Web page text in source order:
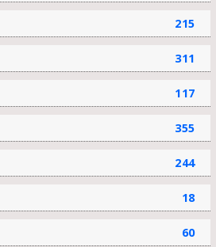
215
311
117
355
244
18
60